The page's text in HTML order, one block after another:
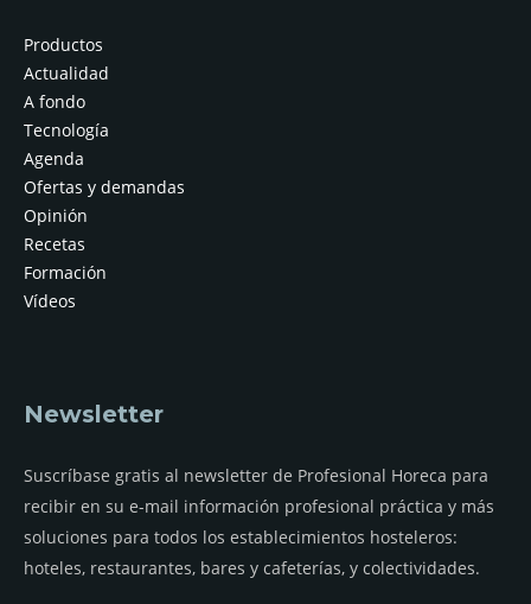
Productos
Actualidad
A fondo
Tecnología
Agenda
Ofertas y demandas
Opinión
Recetas
Formación
Vídeos
Newsletter
Suscríbase gratis al newsletter de Profesional Horeca para
recibir en su e-mail información profesional práctica y más
soluciones para todos los establecimientos hosteleros:
hoteles, restaurantes, bares y cafeterías, y colectividades.